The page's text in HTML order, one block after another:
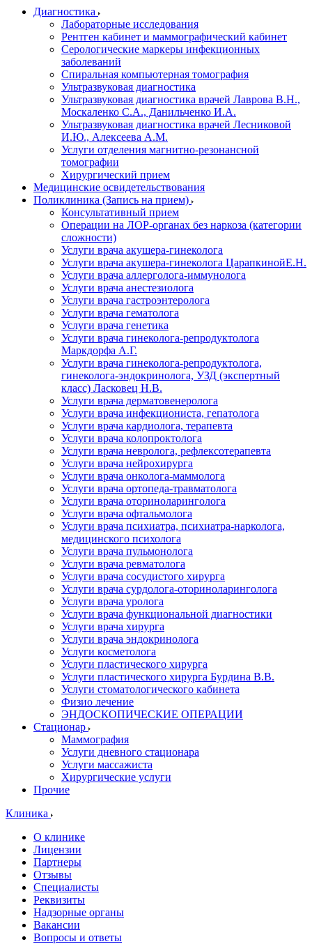
Диагностика
Лабораторные исследования
Рентген кабинет и маммографический кабинет
Серологические маркеры инфекционных
заболеваний
Спиральная компьютерная томография
Ультразвуковая диагностика
Ультразвуковая диагностика врачей Лаврова В.Н.,
Москаленко С.А., Данильченко И.А.
Ультразвуковая диагностика врачей Лесниковой
И.Ю., Алексеева А.М.
Услуги отделения магнитно-резонансной
томографии
Хирургический прием
Медицинские освидетельствования
Поликлиника (Запись на прием)
Консультативный прием
Операции на ЛОР-органах без наркоза (категории
сложности)
Услуги врача акушера-гинеколога
Услуги врача акушера-гинеколога ЦарапкинойЕ.Н.
Услуги врача аллерголога-иммунолога
Услуги врача анестезиолога
Услуги врача гастроэнтеролога
Услуги врача гематолога
Услуги врача генетика
Услуги врача гинеколога-репродуктолога
Маркдорфа А.Г.
Услуги врача гинеколога-репродуктолога,
гинеколога-эндокринолога, УЗД (экспертный
класс) Ласковец Н.В.
Услуги врача дерматовенеролога
Услуги врача инфекциониста, гепатолога
Услуги врача кардиолога, терапевта
Услуги врача колопроктолога
Услуги врача невролога, рефлексотерапевта
Услуги врача нейрохирурга
Услуги врача онколога-маммолога
Услуги врача ортопеда-травматолога
Услуги врача оториноларинголога
Услуги врача офтальмолога
Услуги врача психиатра, психиатра-нарколога,
медицинского психолога
Услуги врача пульмонолога
Услуги врача ревматолога
Услуги врача сосудистого хирурга
Услуги врача сурдолога-оториноларинголога
Услуги врача уролога
Услуги врача функциональной диагностики
Услуги врача хирурга
Услуги врача эндокринолога
Услуги косметолога
Услуги пластического хирурга
Услуги пластического хирурга Бурдина В.В.
Услуги стоматологического кабинета
Физио лечение
ЭНДОСКОПИЧЕСКИЕ ОПЕРАЦИИ
Стационар
Маммография
Услуги дневного стационара
Услуги массажиста
Хирургические услуги
Прочие
Клиника
О клинике
Лицензии
Партнеры
Отзывы
Специалисты
Реквизиты
Надзорные органы
Вакансии
Вопросы и ответы